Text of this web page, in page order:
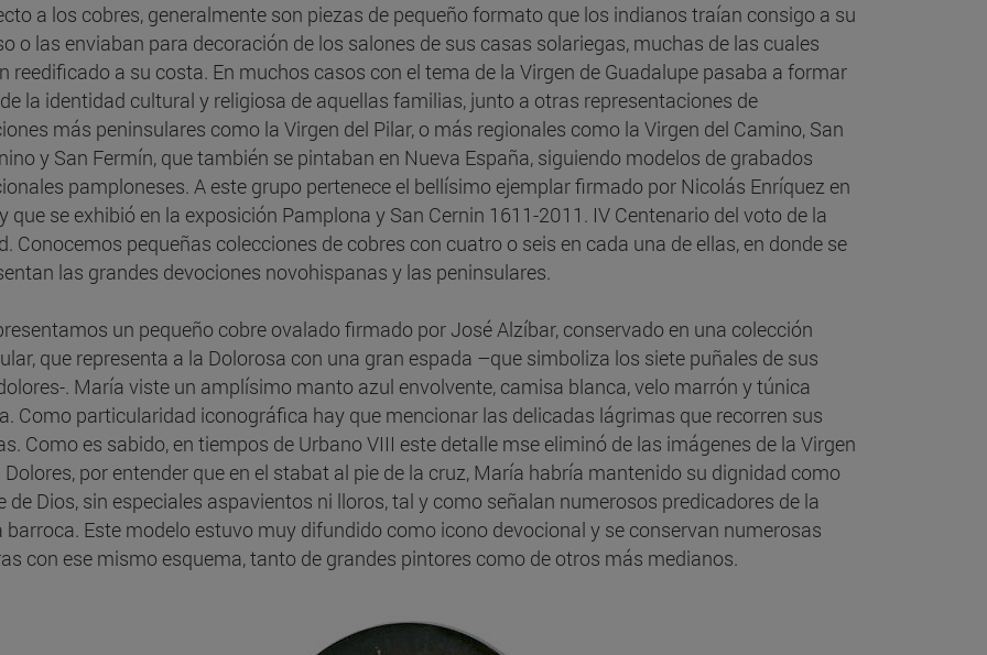
a los cobres, generalmente son piezas de pequeño formato que los indianos traían consigo a su
o las enviaban para decoración de los salones de sus casas solariegas, muchas de las cuales
reedificado a su costa. En muchos casos con el tema de la Virgen de Guadalupe pasaba a formar
la identidad cultural y religiosa de aquellas familias, junto a otras representaciones de
más peninsulares como la Virgen del Pilar, o más regionales como la Virgen del Camino, San
y San Fermín, que también se pintaban en Nueva España, siguiendo modelos de grabados
pamploneses. A este grupo pertenece el bellísimo ejemplar firmado por Nicolás Enríquez en
que se exhibió en la exposición Pamplona y San Cernin 1611-2011. IV Centenario del voto de la
Conocemos pequeñas colecciones de cobres con cuatro o seis en cada una de ellas, en donde se
las grandes devociones novohispanas y las peninsulares.
un pequeño cobre ovalado firmado por José Alzíbar, conservado en una colección
que representa a la Dolorosa con una gran espada –que simboliza los siete puñales de sus
. María viste un amplísimo manto azul envolvente, camisa blanca, velo marrón y túnica
Como particularidad iconográfica hay que mencionar las delicadas lágrimas que recorren sus
Como es sabido, en tiempos de Urbano VIII este detalle mse eliminó de las imágenes de la Virgen
Dolores, por entender que en el stabat al pie de la cruz, María habría mantenido su dignidad como
de Dios, sin especiales aspavientos ni lloros, tal y como señalan numerosos predicadores de la
barroca. Este modelo estuvo muy difundido como icono devocional y se conservan numerosas
con ese mismo esquema, tanto de grandes pintores como de otros más medianos.